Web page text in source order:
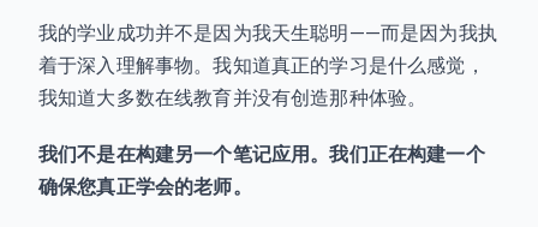
我的学业成功并不是因为我天生聪明——而是因为我执
着于深入理解事物。我知道真正的学习是什么感觉，
我知道大多数在线教育并没有创造那种体验。
我们不是在构建另一个笔记应用。我们正在构建一个
确保您真正学会的老师。